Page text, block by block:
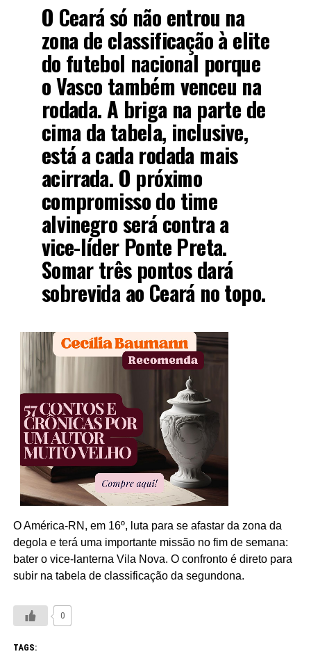
O Ceará só não entrou na
zona de classificação à elite
do futebol nacional porque
o Vasco também venceu na
rodada. A briga na parte de
cima da tabela, inclusive,
está a cada rodada mais
acirrada. O próximo
compromisso do time
alvinegro será contra a
vice-líder Ponte Preta.
Somar três pontos dará
sobrevida ao Ceará no topo.
O América-RN, em 16º, luta para se afastar da zona da
degola e terá uma importante missão no fim de semana:
bater o vice-lanterna Vila Nova. O confronto é direto para
subir na tabela de classificação da segundona.
0
TAGS: